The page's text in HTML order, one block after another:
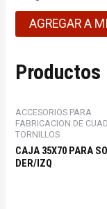
AGREGAR A
ACCESORIOS PARA
FABRICACION DE
TORNILLOS
CAJA 35X70 PARA
DER/IZQ